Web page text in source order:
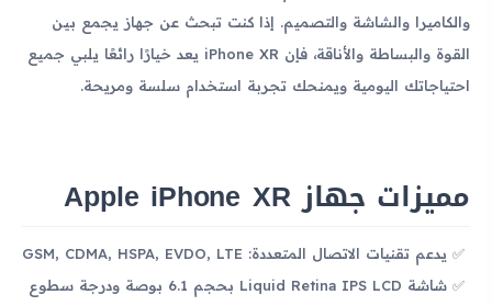
والكاميرا والشاشة والتصميم. إذا كنت تبحث عن جهاز يجمع بين
القوة والبساطة والأناقة، فإن iPhone XR يعد خيارًا رائعًا يلبي جميع
احتياجاتك اليومية ويمنحك تجربة استخدام سلسة ومريحة.
مميزات جهاز Apple iPhone XR
يدعم تقنيات الاتصال المتعددة: GSM, CDMA, HSPA, EVDO, LTE
شاشة Liquid Retina IPS LCD بحجم 6.1 بوصة ودرجة سطوع